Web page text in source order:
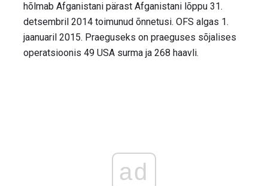
hõlmab Afganistani pärast Afganistani lõppu 31.
detsembril 2014 toimunud õnnetusi. OFS algas 1.
jaanuaril 2015. Praeguseks on praeguses sõjalises
operatsioonis 49 USA surma ja 268 haavli.
ad